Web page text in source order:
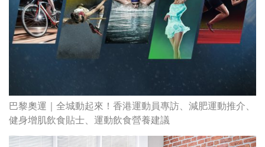
巴黎奧運｜全城動起來！香港運動員專訪、減肥運動推介、
健身增肌飲食貼士、運動飲食營養建議